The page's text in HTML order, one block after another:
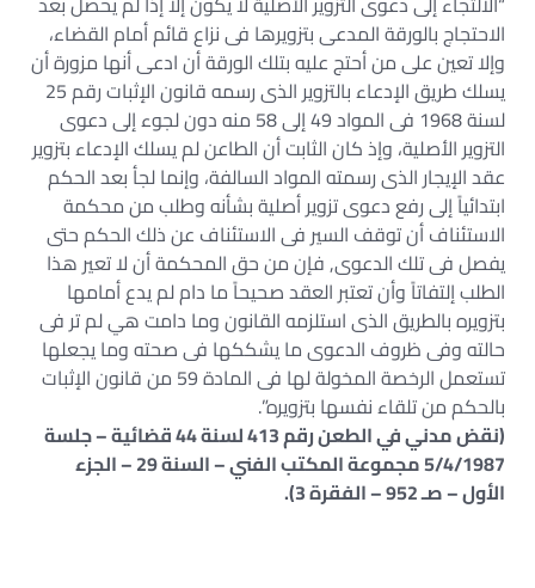
الاحتجاج بالورقة المدعى بتزويرها فى نزاع قائم أمام القضاء،
وإلا تعين على من أحتج عليه بتلك الورقة أن ادعى أنها مزورة أن
يسلك طريق الإدعاء بالتزوير الذى رسمه قانون الإثبات رقم 25
لسنة 1968 فى المواد 49 إلى 58 منه دون لجوء إلى دعوى
التزوير الأصلية، وإذ كان الثابت أن الطاعن لم يسلك الإدعاء بتزوير
عقد الإيجار الذى رسمته المواد السالفة، وإنما لجأ بعد الحكم
ابتدائياً إلى رفع دعوى تزوير أصلية بشأنه وطلب من محكمة
الاستئناف أن توقف السير فى الاستئناف عن ذلك الحكم حتى
يفصل فى تلك الدعوى, فإن من حق المحكمة أن لا تعير هذا
الطلب إلتفاتاً وأن تعتبر العقد صحيحاً ما دام لم يدع أمامها
بتزويره بالطريق الذى استلزمه القانون وما دامت هي لم تر فى
حالته وفى ظروف الدعوى ما يشككها فى صحته وما يجعلها
تستعمل الرخصة المخولة لها فى المادة 59 من قانون الإثبات
بالحكم من تلقاء نفسها بتزويره”.
(نقض مدني في الطعن رقم 413 لسنة 44 قضائية – جلسة
5/4/1987 مجموعة المكتب الفني – السنة 29 – الجزء
الأول – صـ 952 – الفقرة 3).